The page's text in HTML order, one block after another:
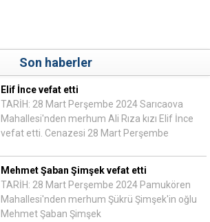
Son haberler
Elif İnce vefat etti
TARİH: 28 Mart Perşembe 2024 Sarıcaova
Mahallesi'nden merhum Ali Rıza kızı Elif İnce
vefat etti. Cenazesi 28 Mart Perşembe
Mehmet Şaban Şimşek vefat etti
TARİH: 28 Mart Perşembe 2024 Pamukören
Mahallesi'nden merhum Şükrü Şimşek'in oğlu
Mehmet Şaban Şimşek